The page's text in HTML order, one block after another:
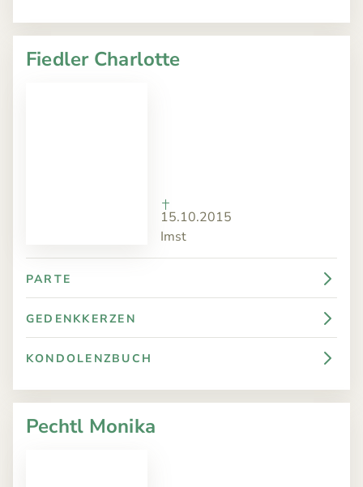
Fiedler Charlotte
15.10.2015
Imst
PARTE
GEDENKKERZEN
KONDOLENZBUCH
Pechtl Monika